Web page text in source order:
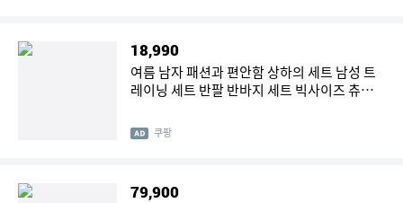
18,990
여름 남자 패션과 편안함 상하의 세트 남성 트
레이닝 세트 반팔 반바지 세트 빅사이즈 츄리
쿠팡
79,900